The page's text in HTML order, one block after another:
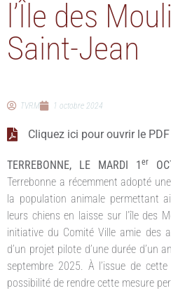
l’Île des
Saint-Jean
TVRM 1 octobre 2024
Cliquez ici pour ouvrir le PDF
TERREBONNE, LE MARDI 1er
Terrebonne a récemment adopté
la population animale permettant
leurs chiens en laisse sur l’île des
initiative du Comité Ville amie des
d’un projet pilote d’une durée d’un
septembre 2025. À l’issue de
possibilité de rendre cette mesure